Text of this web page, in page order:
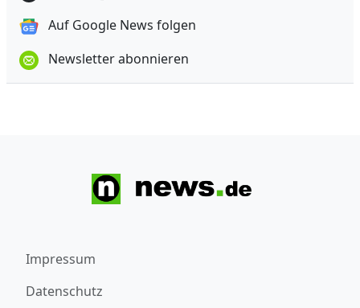
Auf Google News folgen
Newsletter abonnieren
Impressum
Datenschutz